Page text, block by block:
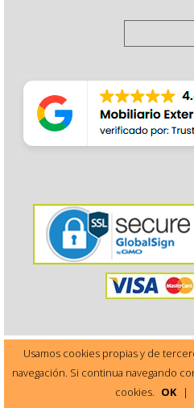
Este sitio
Usamos cookies propias y de
navegación. Si continua navegando
cookies. OK |